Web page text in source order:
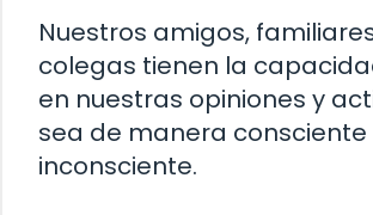
Nuestros amigos,
colegas tienen la
en nuestras opiniones y
sea de manera consciente
inconsciente.